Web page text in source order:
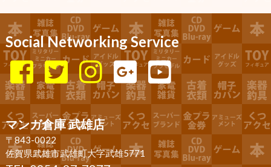
Social Networking Service
マンガ倉庫 武雄店
〒843-0022
佐賀県武雄市武雄町大字武雄5771